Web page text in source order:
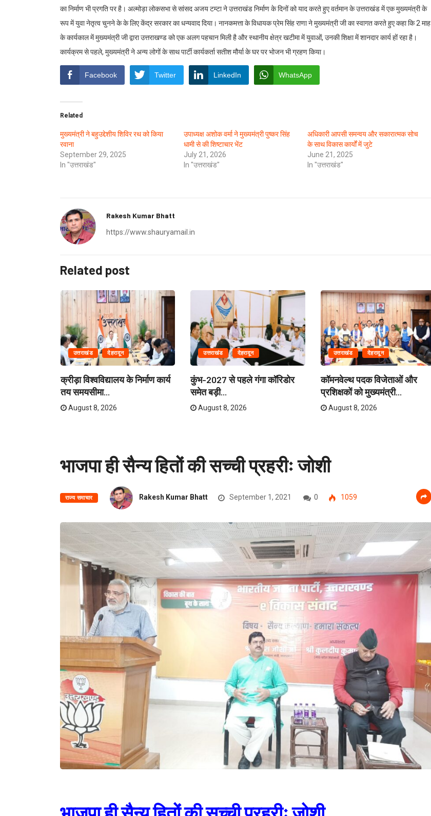
का निर्माण भी प्रगति पर है। अल्मोड़ा लोकसभा से सांसद अजय टम्टा ने उत्तराखंड निर्माण के दिनों को याद करते हुए वर्तमान के उत्तराखंड में एक मुख्यमंत्री के
रूप में युवा नेतृत्व चुनने के के लिए केंद्र सरकार का धन्यवाद दिया। नानकमत्ता के विधायक प्रेम सिंह राणा ने मुख्यमंत्री जी का स्वागत करते हुए कहा कि 2 माह
के कार्यकाल में मुख्यमंत्री जी द्वारा उत्तराखण्ड को एक अलग पहचान मिली है और स्थानीय क्षेत्र खटीमा में युवाओं, उनकी शिक्षा में शानदार कार्य हों रहा है।
कार्यक्रम से पहले, मुख्यमंत्री ने अन्य लोगों के साथ पार्टी कार्यकर्ता सतीश मौर्या के घर पर भोजन भी ग्रहण किया।
Facebook Twitter LinkedIn WhatsApp
Related
मुख्यमंत्री ने बहुउद्देशीय शिविर रथ को किया
रवाना
September 29, 2025
In "उत्तराखंड"
उपाध्यक्ष अशोक वर्मा ने मुख्यमंत्री पुष्कर सिंह
धामी से की शिष्टाचार भेंट
July 21, 2026
In "उत्तराखंड"
अधिकारी आपसी समन्वय और सकारात्मक सोच
के साथ विकास कार्यों में जुटे
June 21, 2025
In "उत्तराखंड"
Rakesh Kumar Bhatt
https://www.shauryamail.in
Related post
उत्तराखंड देहरादून
क्रीड़ा विश्वविद्यालय के निर्माण कार्य
तय समयसीमा...
August 8, 2026
उत्तराखंड देहरादून
कुंभ-2027 से पहले गंगा कॉरिडोर
समेत बड़ी...
August 8, 2026
उत्तराखंड देहरादून
कॉमनवेल्थ पदक विजेताओं और
प्रशिक्षकों को मुख्यमंत्री...
August 8, 2026
भाजपा ही सैन्य हितों की सच्ची प्रहरीः जोशी
राज्य समाचार Rakesh Kumar Bhatt September 1, 2021 0 1059